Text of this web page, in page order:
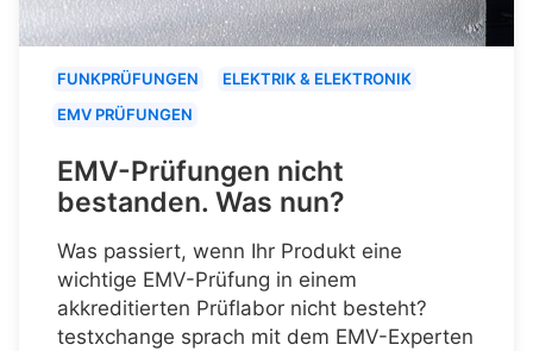
FUNKPRÜFUNGEN
ELEKTRIK & ELEKTRONIK
EMV PRÜFUNGEN
EMV-Prüfungen nicht
bestanden. Was nun?
Was passiert, wenn Ihr Produkt eine
wichtige EMV-Prüfung in einem
akkreditierten Prüflabor nicht besteht?
testxchange sprach mit dem EMV-Experten